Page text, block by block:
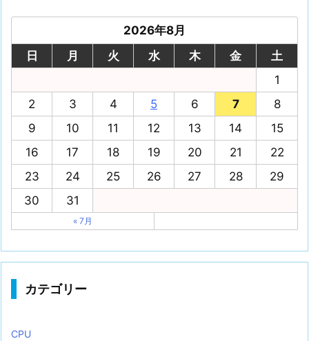
2026年8月
日
月 火 水 木 金
土
1
2
3 4 5 6 7
8
9
10 11 12 13 14
15
16
17 18 19 20 21
22
23
24 25 26 27 28
29
30
31
« 7月
カテゴリー
CPU